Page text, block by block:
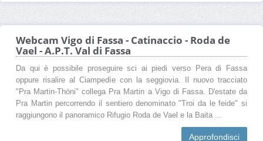
Webcam Vigo di Fassa - Catinaccio - Roda de
Vael - A.P.T. Val di Fassa
Da qui è possibile proseguire sci ai piedi verso Pera di Fassa
oppure risalire al Ciampedìe con la seggiovia. Il nuovo tracciato
"Pra Martin-Thöni" collega Pra Martin a Vigo di Fassa. D'estate da
Pra Martin percorrendo il sentiero denominato "Troi da le feide" si
raggiungono il panoramico Rifugio Roda de Vael e la Baita ...
Approfondisci